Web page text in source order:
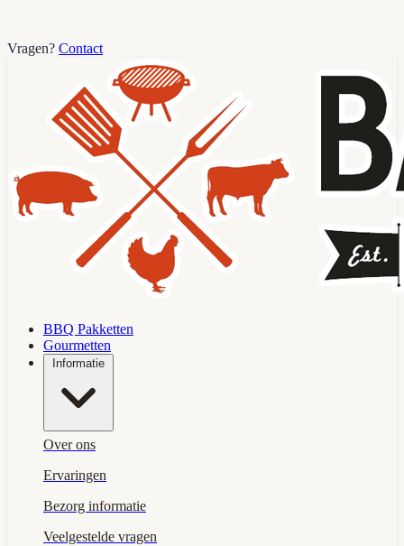
Vragen? Contact
BBQ Pakketten
Gourmetten
Informatie
Over ons
Ervaringen
Bezorg informatie
Veelgestelde vragen